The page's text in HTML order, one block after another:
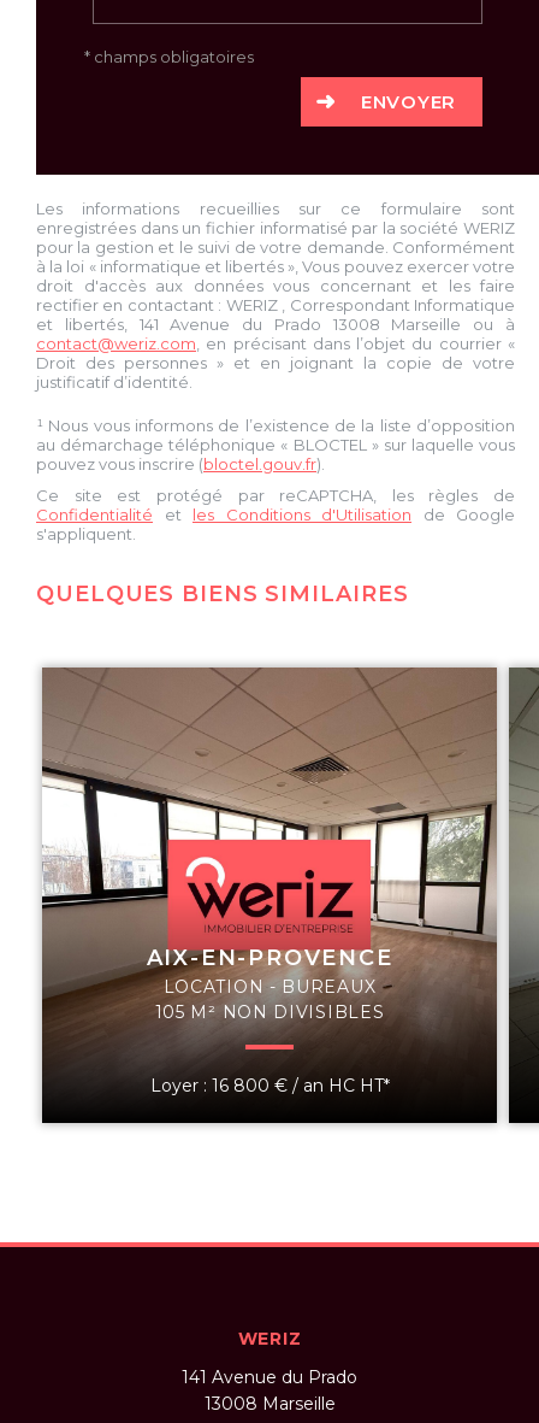
* champs obligatoires
ENVOYER
Les informations recueillies sur ce formulaire sont
enregistrées dans un fichier informatisé par la société WERIZ
pour la gestion et le suivi de votre demande. Conformément
à la loi « informatique et libertés », Vous pouvez exercer votre
droit d'accès aux données vous concernant et les faire
rectifier en contactant : WERIZ
, Correspondant Informatique
et libertés, 141 Avenue du Prado 13008 Marseille ou à
contact@weriz.com , en précisant dans l’objet du courrier «
Droit des personnes » et en joignant la copie de votre
justificatif d’identité.
¹ Nous vous informons de l’existence de la liste d’opposition
au démarchage téléphonique « BLOCTEL » sur laquelle vous
pouvez vous inscrire (bloctel.gouv.fr).
Ce site est protégé par reCAPTCHA, les règles de
Confidentialité et les Conditions d'Utilisation de Google
s'appliquent.
QUELQUES BIENS SIMILAIRES
AIX-EN-PROVENCE
LOCATION - BUREAUX
105 M² NON DIVISIBLES
Loyer : 16 800 € / an HC HT*
WERIZ
141 Avenue du Prado
13008 Marseille